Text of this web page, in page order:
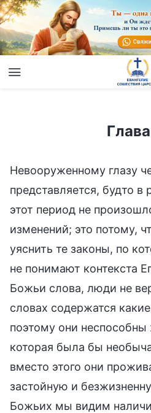
Глава
Невооруженному глазу
представляется, будто в
этот период не
изменений; это потому,
уяснить те законы, по
не понимают контекста
Божьи слова, люди не
словах содержатся
поэтому они
которая была бы
вместо этого они
застойную и
Божьих мы видим